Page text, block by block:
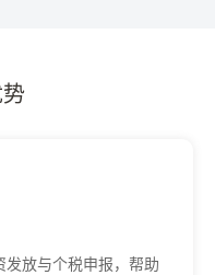
等多方数据，基于智能